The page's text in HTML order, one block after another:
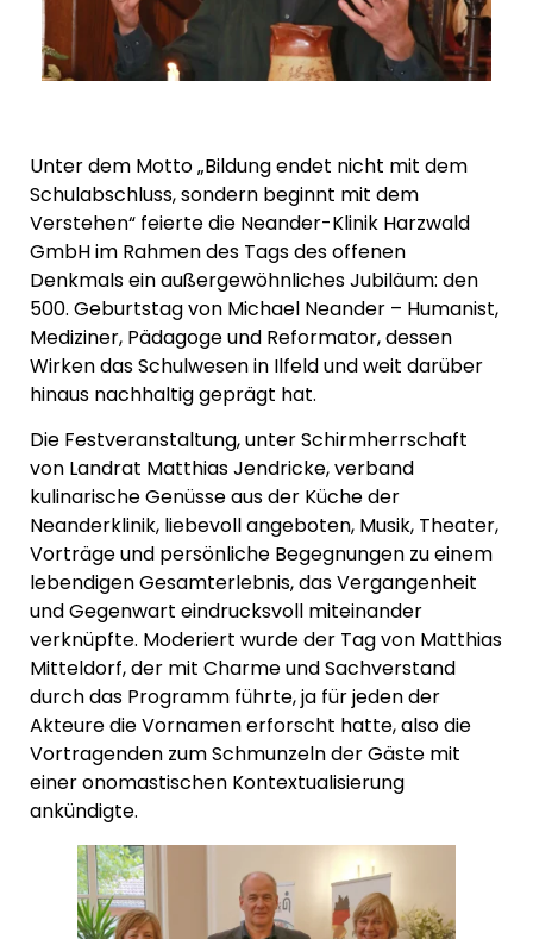
Unter dem Motto „Bildung endet nicht mit dem
Schulabschluss, sondern beginnt mit dem
Verstehen“ feierte die Neander-Klinik Harzwald
GmbH im Rahmen des Tags des offenen
Denkmals ein außergewöhnliches Jubiläum: den
500. Geburtstag von Michael Neander – Humanist,
Mediziner, Pädagoge und Reformator, dessen
Wirken das Schulwesen in Ilfeld und weit darüber
hinaus nachhaltig geprägt hat.
Die Festveranstaltung, unter Schirmherrschaft
von Landrat Matthias Jendricke, verband
kulinarische Genüsse aus der Küche der
Neanderklinik, liebevoll angeboten, Musik, Theater,
Vorträge und persönliche Begegnungen zu einem
lebendigen Gesamterlebnis, das Vergangenheit
und Gegenwart eindrucksvoll miteinander
verknüpfte. Moderiert wurde der Tag von Matthias
Mitteldorf, der mit Charme und Sachverstand
durch das Programm führte, ja für jeden der
Akteure die Vornamen erforscht hatte, also die
Vortragenden zum Schmunzeln der Gäste mit
einer onomastischen Kontextualisierung
ankündigte.